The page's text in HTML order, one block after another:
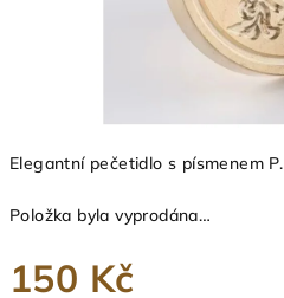
Elegantní pečetidlo s písmenem P.
Položka byla vyprodána…
150 Kč